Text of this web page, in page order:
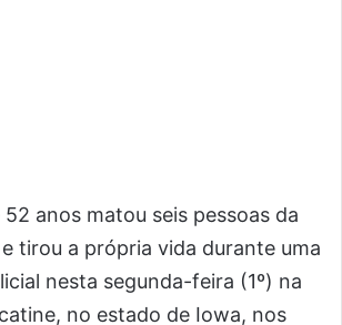
anos matou seis pessoas da
tirou a própria vida durante uma
nesta segunda-feira (1º) na
no estado de Iowa, nos